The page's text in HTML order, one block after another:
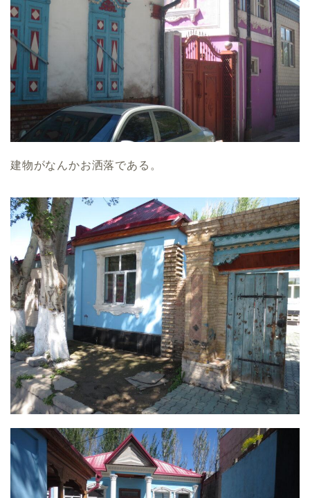
建物がなんかお洒落である。